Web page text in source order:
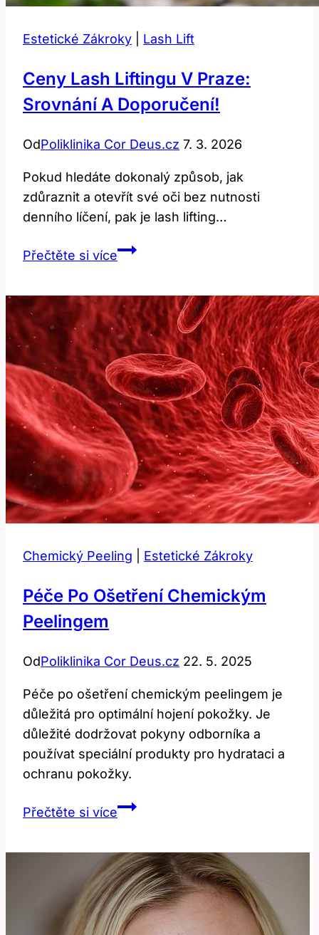
Estetické Zákroky Lash Lift
Ceny Lash Liftingu V Praze:
Srovnání A Doporučení!
OdPoliklinika Cor Deus.cz 7. 3. 2026
Pokud hledáte ​dokonalý ⁢způsob, ⁤jak
zdůraznit a otevřít ⁤své⁢ oči bez ⁣nutnosti
denního líčení, ‌pak​ je ⁢lash lifting…
Přečtěte si víceCeny
v
Praze:
Srovnání
a
Doporučení!
Chemický Peeling Estetické Zákroky
Péče Po Ošetření Chemickým
Peelingem
OdPoliklinika Cor Deus.cz 22. 5. 2025
Péče po ošetření chemickým peelingem je
důležitá pro optimální hojení pokožky. Je
důležité dodržovat pokyny odborníka a
používat speciální produkty pro hydrataci a
ochranu pokožky.
Přečtěte si vícePéče
Chemickým
Peelingem